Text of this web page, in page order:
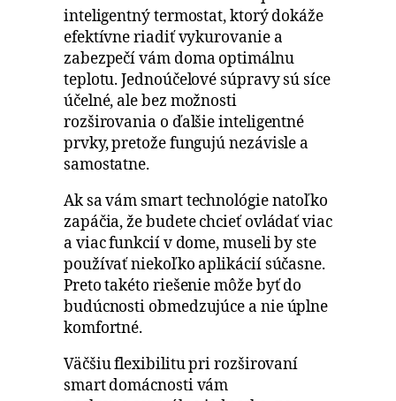
inteligentný termostat, ktorý dokáže
efektívne riadiť vykurovanie a
zabezpečí vám doma optimálnu
teplotu. Jednoúčelové súpravy sú síce
účelné, ale bez možnosti
rozširovania o ďalšie inteligentné
prvky, pretože fungujú nezávisle a
samostatne.
Ak sa vám smart technológie natoľko
zapáčia, že budete chcieť ovládať viac
a viac funkcií v dome, museli by ste
používať niekoľko aplikácií súčasne.
Preto takéto riešenie môže byť do
budúcnosti obmedzujúce a nie úplne
komfortné.
Väčšiu flexibilitu pri rozširovaní
smart domácnosti vám